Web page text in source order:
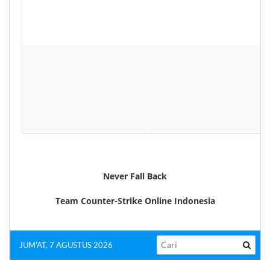
Never Fall Back
Team Counter-Strike Online Indonesia
JUM'AT, 7 AGUSTUS 2026